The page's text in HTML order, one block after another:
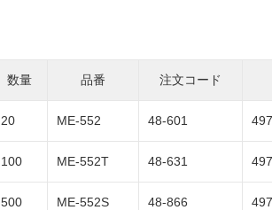
数量 品番 注文コード
20 ME-552 48-601
100 ME-552T 48-631
500 ME-552S 48-866